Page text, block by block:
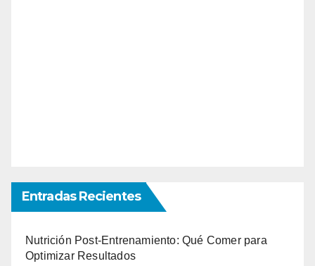
Entradas Recientes
Nutrición Post-Entrenamiento: Qué Comer para
Optimizar Resultados